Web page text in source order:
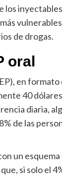
los
de drogas.
oral
en
40
diaria,
de las
un esquema
si solo el